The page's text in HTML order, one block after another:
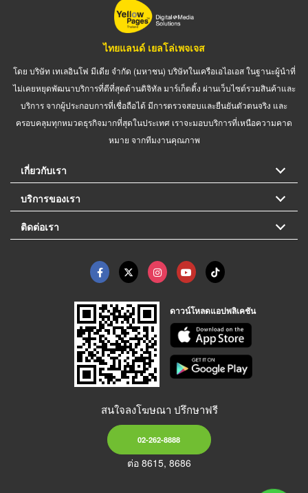
ไทยแลนด์ เยลโล่เพจเจส
โดย บริษัท เทเลอินโฟ มีเดีย จำกัด (มหาชน) บริษัทในเครือเอไอเอส ในฐานะผู้นำที่
ไม่เคยหยุดพัฒนาบริการที่ดีที่สุดด้านดิจิทัล มาร์เก็ตติ้ง ผ่านเว็บไซต์รวมสินค้าและ
บริการ จากผู้ประกอบการที่เชื่อถือได้ มีการตรวจสอบและยืนยันตัวตนจริง และ
ครอบคลุมทุกหมวดธุรกิจมากที่สุดในประเทศ เราจะมอบบริการที่เหนือความคาด
หมาย จากทีมงานคุณภาพ
เกี่ยวกับเรา
บริการของเรา
ติดต่อเรา
ดาวน์โหลดแอปพลิเคชัน
สนใจลงโฆษณา ปรึกษาฟรี
02-262-8888
ต่อ 8615, 8686